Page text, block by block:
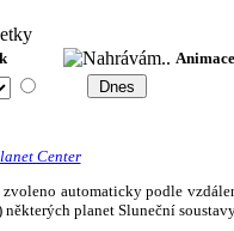
Animace
Center
automaticky podle
planet Sluneční